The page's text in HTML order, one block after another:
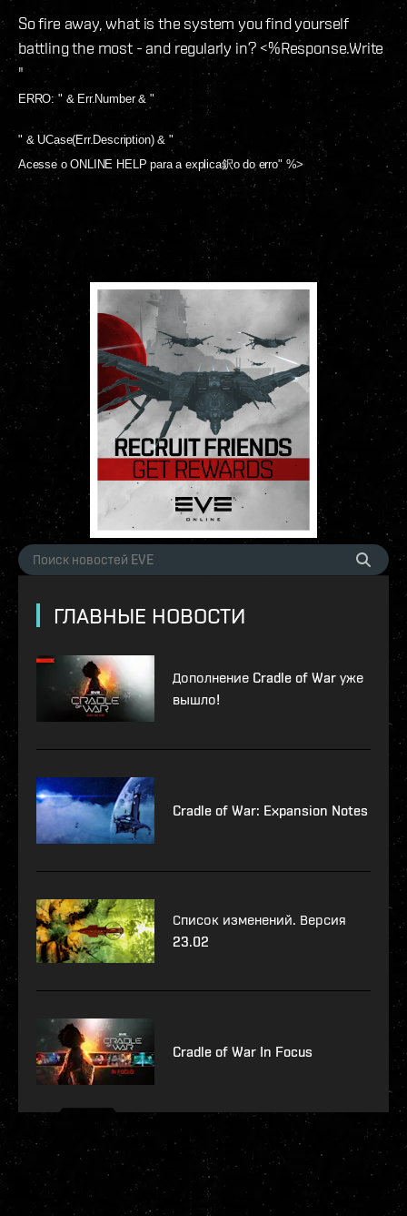
So fire away, what is the system you find yourself
battling the most - and regularly in? <%Response.Write
"
ERRO: " & Err.Number & "
" & UCase(Err.Description) & "
Acesse oONLINE HELP para a explica鈬o do erro" %>
ГЛАВНЫЕ НОВОСТИ
Дополнение Cradle of War уже
вышло!
Cradle of War: Expansion Notes
Список изменений. Версия
23.02
Cradle of War In Focus